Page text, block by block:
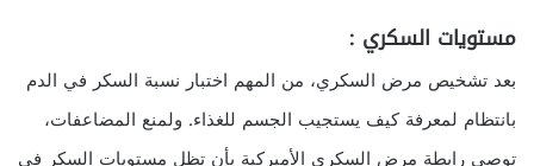
مستويات السكري :
بعد تشخيص مرض السكري، من المهم اختبار نسبة السكر في الدم
بانتظام لمعرفة كيف يستجيب الجسم للغذاء. ولمنع المضاعفات،